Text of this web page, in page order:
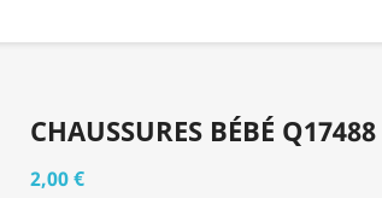
CHAUSSURES BÉBÉ Q17488
2,00 €